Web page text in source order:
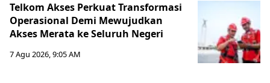
Telkom Akses Perkuat Transformasi
Operasional Demi Mewujudkan
Akses Merata ke Seluruh Negeri
7 Agu 2026, 9:05 AM